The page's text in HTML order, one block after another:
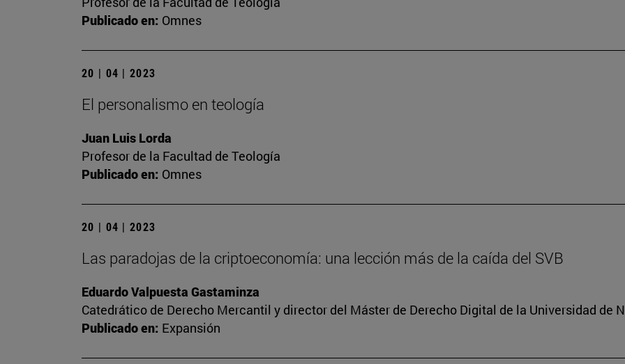
Publicado en: Omnes
20 | 04 | 2023
El personalismo en teología
Juan Luis Lorda
Profesor de la Facultad de Teología
Publicado en: Omnes
20 | 04 | 2023
Las paradojas de la criptoeconomía: una lección más de la caída del SVB
Eduardo Valpuesta Gastaminza
Catedrático de Derecho Mercantil y director del Máster de Derecho Digital de la Universidad de
Publicado en: Expansión